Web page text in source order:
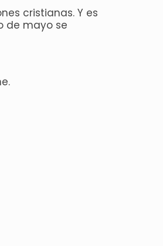
cristianas. Y es
de mayo se